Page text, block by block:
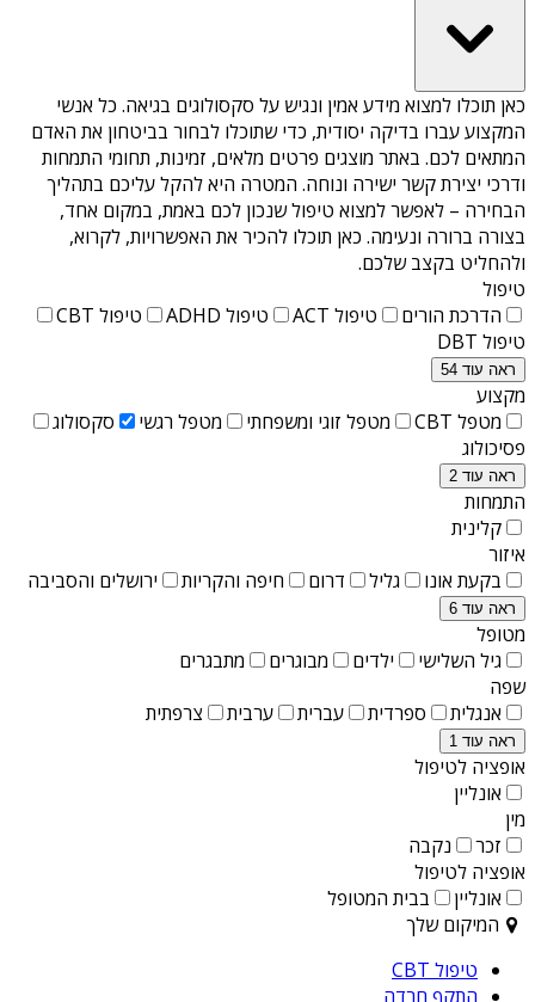
כאן תוכלו למצוא מידע אמין ונגיש על סקסולוגים בגיאה. כל אנשי
המקצוע עברו בדיקה יסודית, כדי שתוכלו לבחור בביטחון את האדם
המתאים לכם. באתר מוצגים פרטים מלאים, זמינות, תחומי התמחות
ודרכי יצירת קשר ישירה ונוחה. המטרה היא להקל עליכם בתהליך
הבחירה – לאפשר למצוא טיפול שנכון לכם באמת, במקום אחד,
בצורה ברורה ונעימה. כאן תוכלו להכיר את האפשרויות, לקרוא,
ולהחליט בקצב שלכם.
טיפול
הדרכת הורים
טיפול ACT טיפול ADHD
טיפול CBT
טיפול DBT
ראה עוד 54
מקצוע
מטפל CBT
מטפל זוגי ומשפחתי מטפל רגשי
סקסולוג
פסיכולוג
ראה עוד 2
התמחות
קלינית
איזור
בקעת אונו
גליל דרום חיפה והקריות ירושלים והסביבה
ראה עוד 6
מטופל
גיל השלישי
ילדים מבוגרים
מתבגרים
שפה
אנגלית
ספרדית עברית ערבית צרפתית
ראה עוד 1
אופציה לטיפול
אונליין
מין
זכר
נקבה
אופציה לטיפול
אונליין
בבית המטופל
המיקום שלך
טיפול CBT
התקף חרדה